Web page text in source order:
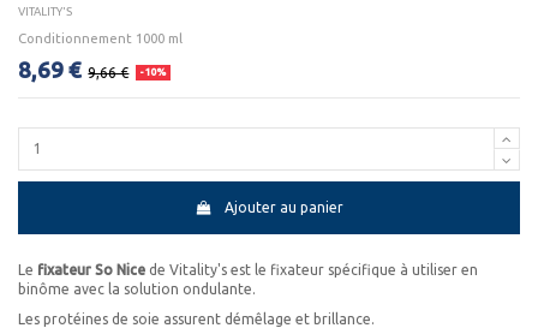
VITALITY'S
Conditionnement 1000 ml
8,69 € 9,66 € -10%
Ajouter au panier
Le fixateur So Nice de Vitality's est le fixateur spécifique à utiliser en
binôme avec la solution ondulante.
Les protéines de soie assurent démêlage et brillance.